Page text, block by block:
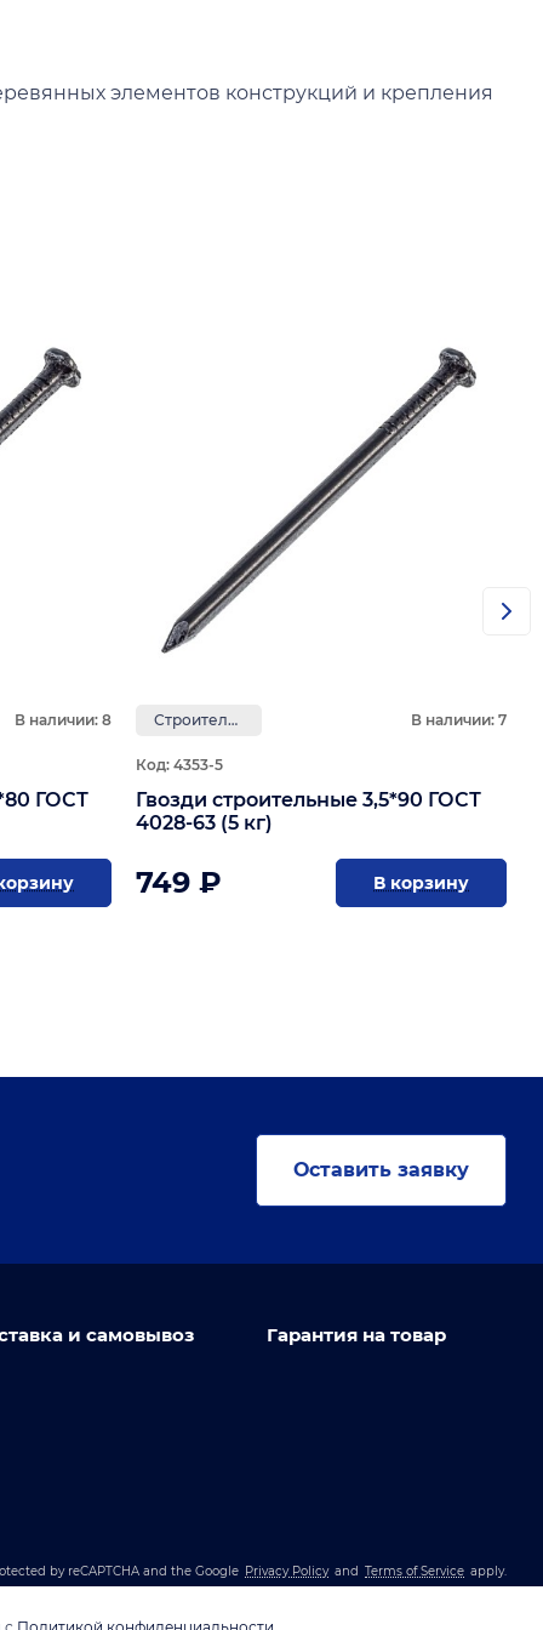
элементов конструкций и крепления
В наличии: 8
ГОСТ
Строительные В наличии: 7
Код: 4353-5
Гвозди строительные 3,5*90 ГОСТ
4028-63 (5 кг)
749 ₽ В корзину
Оставить заявку
и самовывоз Гарантия на товар
by reCAPTCHA and the Google Privacy Policyand Terms of Service apply.